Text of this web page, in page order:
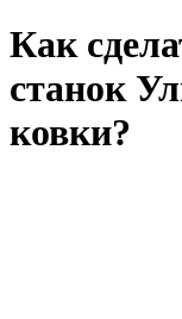
Как
станок
ковки?